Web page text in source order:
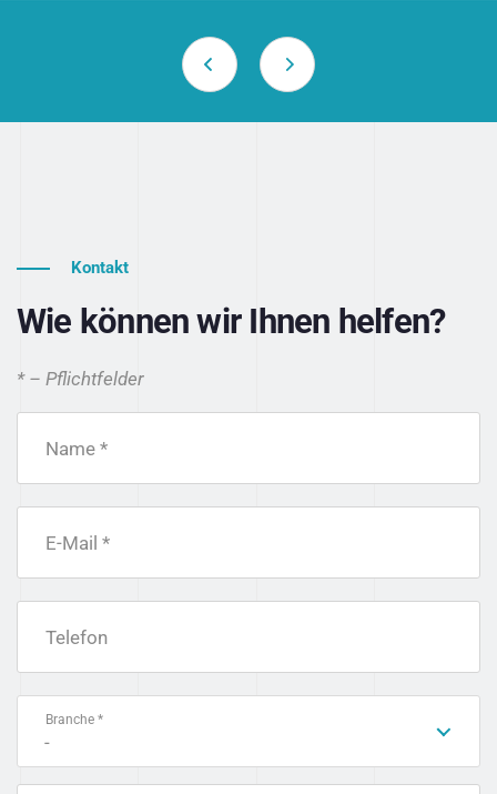
Kontakt
Wie können wir Ihnen helfen?
* – Pflichtfelder
Name *
E-Mail *
Telefon
Branche *
-